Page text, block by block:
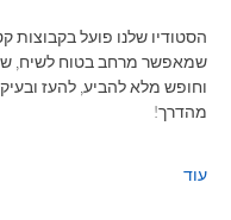
הסטודיו שלנו פועל בקבוצות
שמאפשר מרחב בטוח לשיח,
וחופש מלא להביע, להעז
מהדרך!
עוד